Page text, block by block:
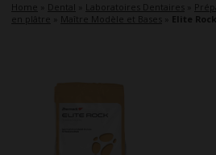
Home Dental Laboratoires Dentaires
en plâtre
Maître Modèle et Bases Elite Rock